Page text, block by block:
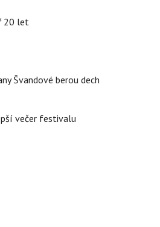
20 let
Švandové berou dech
večer festivalu